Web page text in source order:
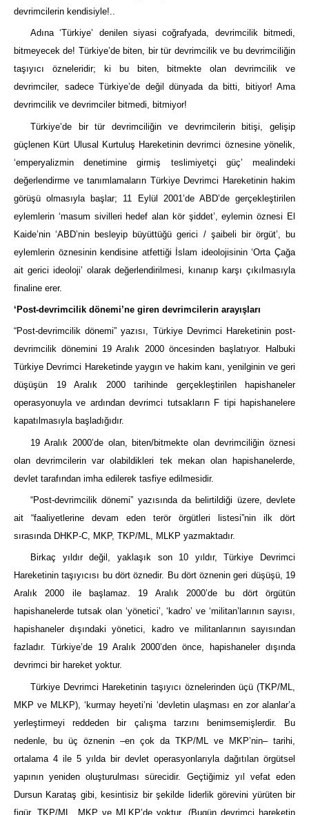
devrimcilerin kendisiyle!..
Adına ‘Türkiye’ denilen siyasi coğrafyada, devrimcilik bitmedi,
bitmeyecek de! Türkiye’de biten, bir tür devrimcilik ve bu devrimciliğin
taşıyıcı özneleridir; ki bu biten, bitmekte olan devrimcilik ve
devrimciler, sadece Türkiye’de değil dünyada da bitti, bitiyor! Ama
devrimcilik ve devrimciler bitmedi, bitmiyor!
Türkiye’de bir tür devrimciliğin ve devrimcilerin bitişi, gelişip
güçlenen Kürt Ulusal Kurtuluş Hareketinin devrimci öznesine yönelik,
‘emperyalizmin denetimine girmiş teslimiyetçi güç’ mealindeki
değerlendirme ve tanımlamaların Türkiye Devrimci Hareketinin hakim
görüşü olmasıyla başlar; 11 Eylül 2001’de ABD’de gerçekleştirilen
eylemlerin ‘masum sivilleri hedef alan kör şiddet’, eylemin öznesi El
Kaide’nin ‘ABD’nin besleyip büyüttüğü gerici / şaibeli bir örgüt’, bu
eylemlerin öznesinin kendisine atfettiği İslam ideolojisinin ‘Orta Çağa
ait gerici ideoloji’ olarak değerlendirilmesi, kınanıp karşı çıkılmasıyla
finaline erer.
‘Post-devrimcilik dönemi’ne giren devrimcilerin arayışları
“Post-devrimcilik dönemi” yazısı, Türkiye Devrimci Hareketinin post-
devrimcilik dönemini 19 Aralık 2000 öncesinden başlatıyor. Halbuki
Türkiye Devrimci Hareketinde yaygın ve hakim kanı, yenilginin ve geri
düşüşün 19 Aralık 2000 tarihinde gerçekleştirilen hapishaneler
operasyonuyla ve ardından devrimci tutsakların F tipi hapishanelere
kapatılmasıyla başladığıdır.
19 Aralık 2000’de olan, biten/bitmekte olan devrimciliğin öznesi
olan devrimcilerin var olabildikleri tek mekan olan hapishanelerde,
devlet tarafından imha edilerek tasfiye edilmesidir.
“Post-devrimcilik dönemi” yazısında da belirtildiği üzere, devlete
ait “faaliyetlerine devam eden terör örgütleri listesi”nin ilk dört
sırasında DHKP-C, MKP, TKP/ML, MLKP yazmaktadır.
Birkaç yıldır değil, yaklaşık son 10 yıldır, Türkiye Devrimci
Hareketinin taşıyıcısı bu dört öznedir. Bu dört öznenin geri düşüşü, 19
Aralık 2000 ile başlamaz. 19 Aralık 2000’de bu dört örgütün
hapishanelerde tutsak olan ‘yönetici’, ‘kadro’ ve ‘militan’larının sayısı,
hapishaneler dışındaki yönetici, kadro ve militanlarının sayısından
fazladır. Türkiye’de 19 Aralık 2000’den önce, hapishaneler dışında
devrimci bir hareket yoktur.
Türkiye Devrimci Hareketinin taşıyıcı öznelerinden üçü (TKP/ML,
MKP ve MLKP), ‘kurmay heyeti’ni ‘devletin ulaşması en zor alanlar’a
yerleştirmeyi reddeden bir çalışma tarzını benimsemişlerdir. Bu
nedenle, bu üç öznenin –en çok da TKP/ML ve MKP’nin– tarihi,
ortalama 4 ile 5 yılda bir devlet operasyonlarıyla dağıtılan örgütsel
yapının yeniden oluşturulması sürecidir. Geçtiğimiz yıl vefat eden
Dursun Karataş gibi, kesintisiz bir şekilde liderlik görevini yürüten bir
figür, TKP/ML, MKP ve MLKP’de yoktur. (Bugün devrimci hareketin